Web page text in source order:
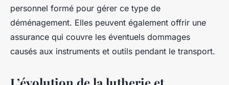
personnel formé pour gérer ce type de
déménagement. Elles peuvent également offrir une
assurance qui couvre les éventuels dommages
causés aux instruments et outils pendant le transport.